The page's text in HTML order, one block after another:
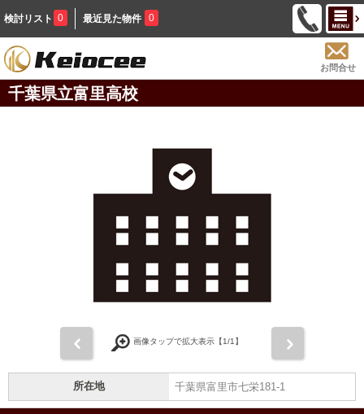
検討リスト 0 最近見た物件 0
お問合せ
千葉県立富里高校
画像タップで拡大表示【1/1】
所在地 千葉県富里市七栄181-1